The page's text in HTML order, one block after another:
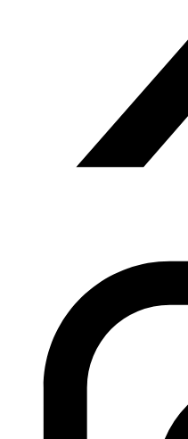
revoluciones de la
en Egipto y Túnez para
Los grupos salafistas
gobierno de los
países para operar
libertades individuales
gobiernos anteriores,
La encuesta desvela que,
protestas que afectaron a
Libia, Yemen y Siria, «en el
jóvenes árabes cree que
situación desde las